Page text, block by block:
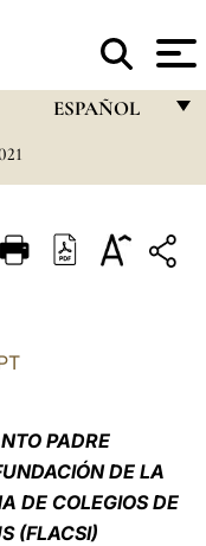
ESPAÑOL
ITALIANO
POLSKI
العربيّة
中文
PADRE
DE LA
DE COLEGIOS DE
(FLACSI)